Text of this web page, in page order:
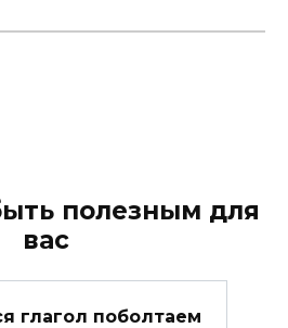
полезным для
вас
глагол поболтаем